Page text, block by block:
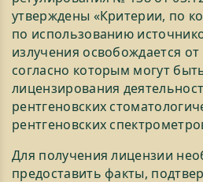
утверждены «Критерии, по
по использованию
излучения освобождается
согласно которым могут
лицензирования
рентгеновских
рентгеновских
Для получения лицензии
предоставить факты,